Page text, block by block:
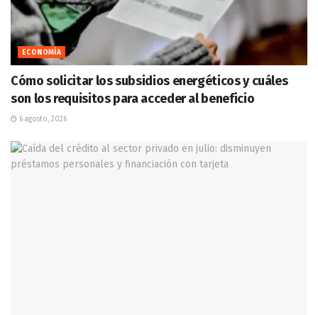
ECONOMÍA
Cómo solicitar los subsidios energéticos y cuáles
son los requisitos para acceder al beneficio
6 agosto, 2026